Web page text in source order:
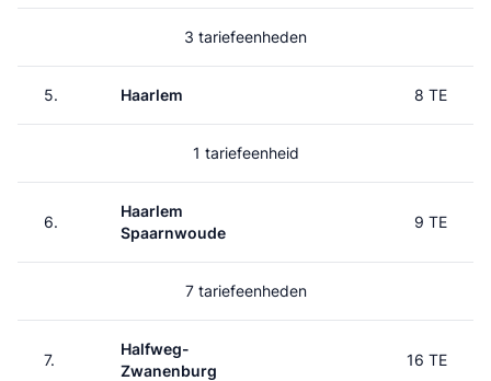
3 tariefeenheden
5. Haarlem 8 TE
1 tariefeenheid
6.
Haarlem
Spaarnwoude
9 TE
7 tariefeenheden
7.
Halfweg-
Zwanenburg
16 TE